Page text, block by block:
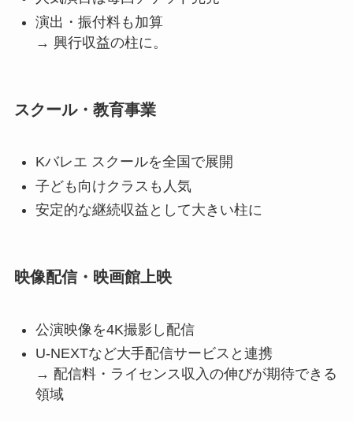
演出・振付料も加算
→ 興行収益の柱に。
スクール・教育事業
Kバレエ スクールを全国で展開
子ども向けクラスも人気
安定的な継続収益として大きい柱に
映像配信・映画館上映
公演映像を4K撮影し配信
U-NEXTなど大手配信サービスと連携
→ 配信料・ライセンス収入の伸びが期待できる
領域